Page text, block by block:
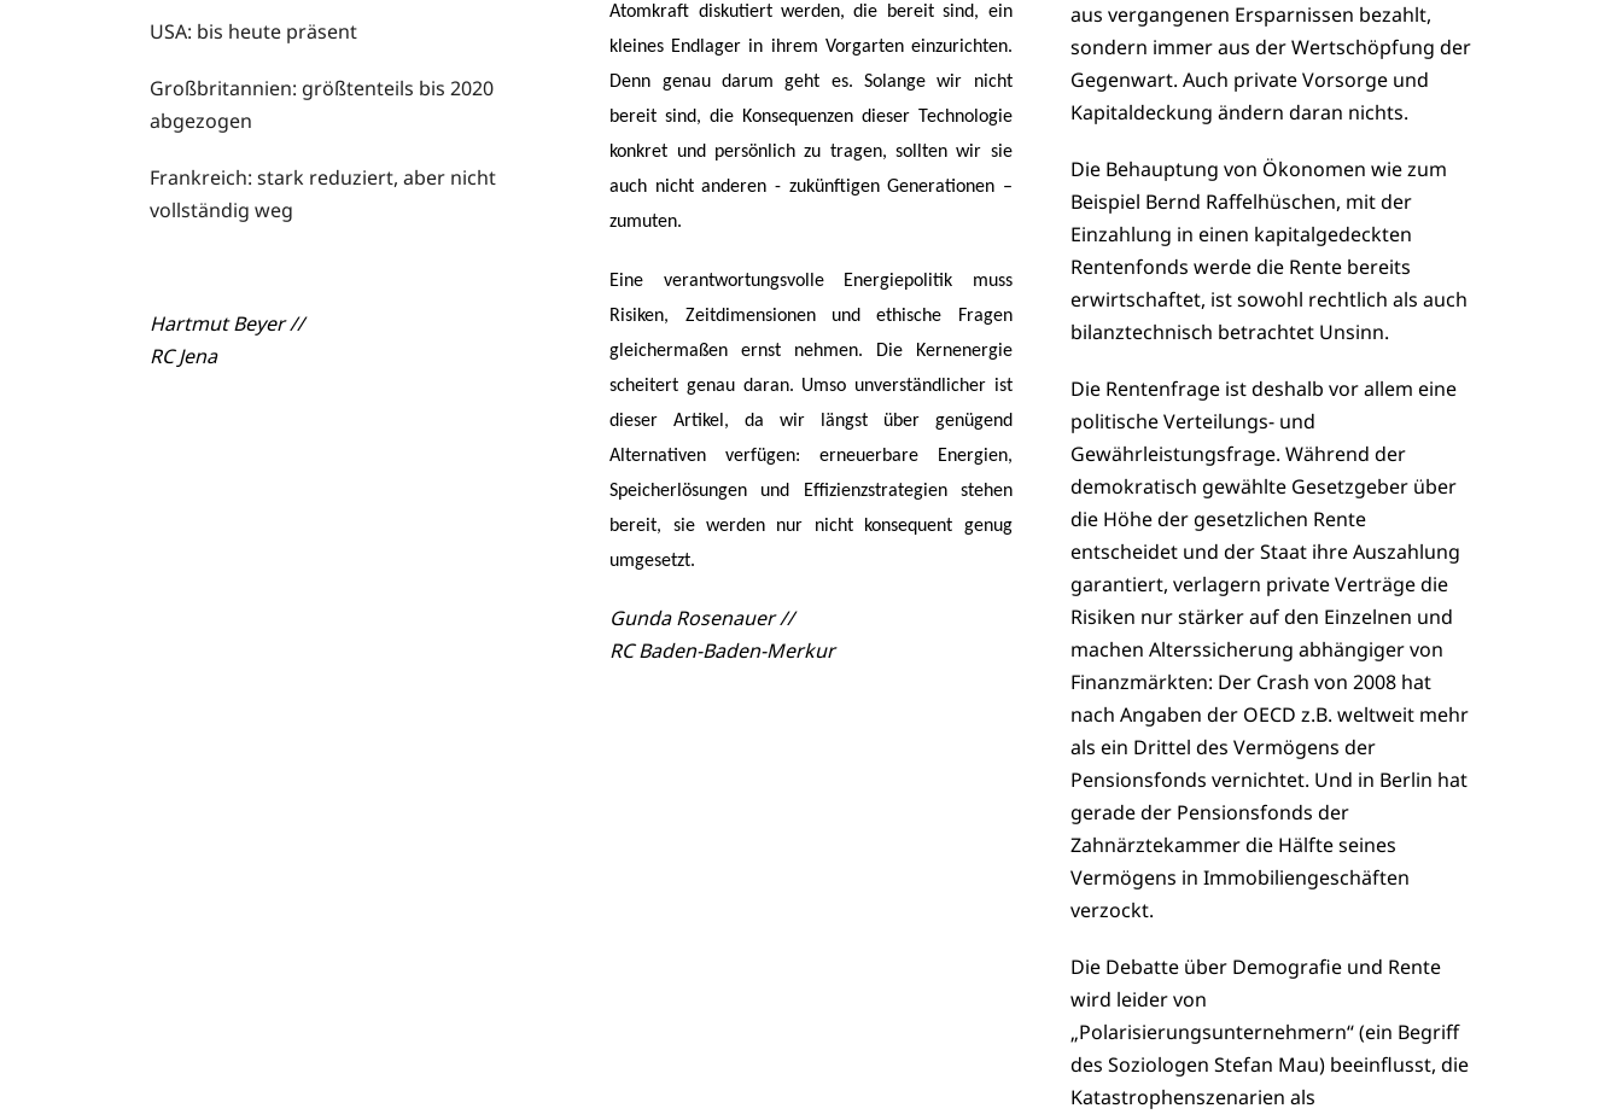
USA: bis heute präsent
Großbritannien: größtenteils bis 2020
abgezogen
Frankreich: stark reduziert, aber nicht
vollständig weg
Hartmut Beyer //
RC Jena
Atomkraft diskutiert werden, die bereit sind, ein
kleines Endlager in ihrem Vorgarten einzurichten.
Denn genau darum geht es. Solange wir nicht
bereit sind, die Konsequenzen dieser Technologie
konkret und persönlich zu tragen, sollten wir sie
auch nicht anderen - zukünftigen Generationen –
zumuten.
Eine verantwortungsvolle Energiepolitik muss
Risiken, Zeitdimensionen und ethische Fragen
gleichermaßen ernst nehmen. Die Kernenergie
scheitert genau daran. Umso unverständlicher ist
dieser Artikel, da wir längst über genügend
Alternativen verfügen: erneuerbare Energien,
Speicherlösungen und Effizienzstrategien stehen
bereit, sie werden nur nicht konsequent genug
umgesetzt.
Gunda Rosenauer //
RC Baden-Baden-Merkur
aus vergangenen Ersparnissen bezahlt,
sondern immer aus der Wertschöpfung der
Gegenwart. Auch private Vorsorge und
Kapitaldeckung ändern daran nichts.
Die Behauptung von Ökonomen wie zum
Beispiel Bernd Raffelhüschen, mit der
Einzahlung in einen kapitalgedeckten
Rentenfonds werde die Rente bereits
erwirtschaftet, ist sowohl rechtlich als auch
bilanztechnisch betrachtet Unsinn.
Die Rentenfrage ist deshalb vor allem eine
politische Verteilungs- und
Gewährleistungsfrage. Während der
demokratisch gewählte Gesetzgeber über
die Höhe der gesetzlichen Rente
entscheidet und der Staat ihre Auszahlung
garantiert, verlagern private Verträge die
Risiken nur stärker auf den Einzelnen und
machen Alterssicherung abhängiger von
Finanzmärkten: Der Crash von 2008 hat
nach Angaben der OECD z.B. weltweit mehr
als ein Drittel des Vermögens der
Pensionsfonds vernichtet. Und in Berlin hat
gerade der Pensionsfonds der
Zahnärztekammer die Hälfte seines
Vermögens in Immobiliengeschäften
verzockt.
Die Debatte über Demografie und Rente
wird leider von
„Polarisierungsunternehmern“ (ein Begriff
des Soziologen Stefan Mau) beeinflusst, die
Katastrophenszenarien als